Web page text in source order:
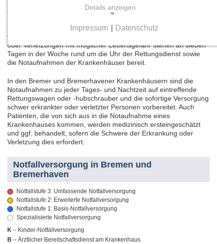
sind die ärztlichen Bereitschaftsdienste die richtige Anlaufstelle.
(mittwochs ab 15.00 Uhr) sowie an Wochenenden und Feiertagen
von 8.00 bis 23.00 Uhr geöffnet. Bei schweren Erkrankungen
oder Verletzungen mit möglicher Lebensgefahr stehen an sieben
Tagen in der Woche rund um die Uhr der Rettungsdienst sowie
die Notaufnahmen der Krankenhäuser bereit.
In den Bremer und Bremerhavener Krankenhäusern sind die
Notaufnahmen zu jeder Tages- und Nachtzeit auf eintreffende
Rettungswagen oder -hubschrauber und die sofortige Versorgung
schwer erkrankter oder verletzter Personen vorbereitet. Auch
Patienten, die von sich aus in die Notaufnahme eines
Krankenhauses kommen, werden medizinisch ersteingeschätzt
und ggf. behandelt, sofern die Schwere der Erkrankung oder
Verletzung dies erfordert.
Notfallversorgung in Bremen und
Bremerhaven
Notfallstufe 3: Umfassende Notfallversorgung
Notfallstufe 2: Erweiterte Notfallversorgung
Notfallstufe 1: Basis-Notfallversorgung
Spezialisierte Notfallversorgung
K – Kinder-Notfallversorgung
B – Ärztlicher Bereitschaftsdienst am Krankenhaus
Details anzeigen
Notwendige Cookies ermöglichen grundlegende
Funktionen und sind für die einwandfreie Funktion
Einverständnis-Cookie
Name:
cookie_consent
Dieser Cookie speichert die ausgewählten
Einverständnis-Optionen des Benutzers
Cookie Laufzeit:
1 Jahr
EXTERNE MEDIEN
Impressum Datenschutz